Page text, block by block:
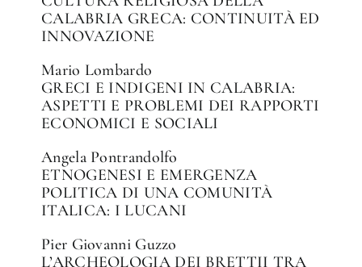
CALABRIA GRECA: CONTINUITÀ ED
INNOVAZIONE
Mario Lombardo
GRECI E INDIGENI IN CALABRIA:
ASPETTI E PROBLEMI DEI RAPPORTI
ECONOMICI E SOCIALI
Angela Pontrandolfo
ETNOGENESI E EMERGENZA
POLITICA DI UNA COMUNITÀ
ITALICA: I LUCANI
Pier Giovanni Guzzo
L’ARCHEOLOGIA DEI BRETTII TRA